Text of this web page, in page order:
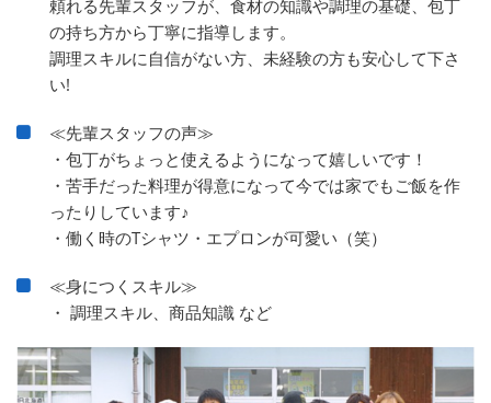
頼れる先輩スタッフが、食材の知識や調理の基礎、包丁
の持ち方から丁寧に指導します。
調理スキルに自信がない方、未経験の方も安心して下さ
い!
≪先輩スタッフの声≫
・包丁がちょっと使えるようになって嬉しいです！
・苦手だった料理が得意になって今では家でもご飯を作
ったりしています♪
・働く時のTシャツ・エプロンが可愛い（笑）
≪身につくスキル≫
・ 調理スキル、商品知識 など